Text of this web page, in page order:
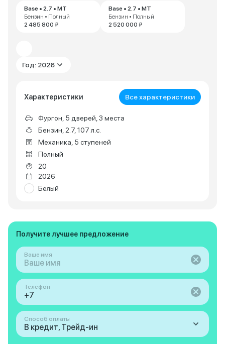
Base • 2.7 • MT
Бензин • Полный
2 485 800 ₽
Base • 2.7 • MT
Бензин • Полный
2 520 000 ₽
Год: 2026
Характеристики Все характеристики
Фургон, 5 дверей, 3 места
Бензин, 2.7, 107 л.с.
Механика, 5 ступеней
Полный
20
2026
Белый
Получите лучшее предложение
Ваше имя
Телефон
Способ оплаты
В кредит, Трейд-ин